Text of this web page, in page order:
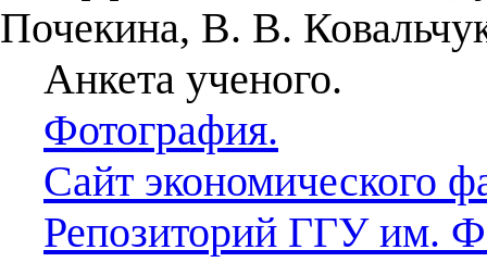
Почекина, В. В.
Анкета ученого.
Фотография.
Сайт экономического
Репозиторий ГГУ им.